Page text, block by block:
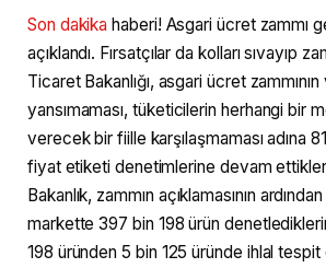
Son dakika haberi! Asgari ücret zammı
açıklandı. Fırsatçılar da kolları sıvayıp
Ticaret Bakanlığı, asgari ücret
yansımaması, tüketicilerin herhangi bir
verecek bir fiille karşılaşmaması adına
fiyat etiketi denetimlerine devam
Bakanlık, zammın açıklamasının
markette 397 bin 198 ürün
198 üründen 5 bin 125 üründe ihlal tespit